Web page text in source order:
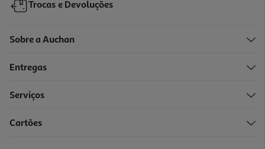
-25%
Trocas e Devoluções
Sobre a Auchan
Entregas
Serviços
Cartões